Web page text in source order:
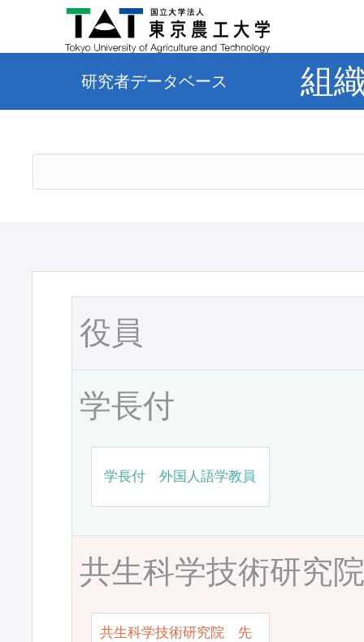
研究者データベース 組
役員
学長付
学長付 外国人語学教員
共生科学技術研究
共生科学技術研究院 先